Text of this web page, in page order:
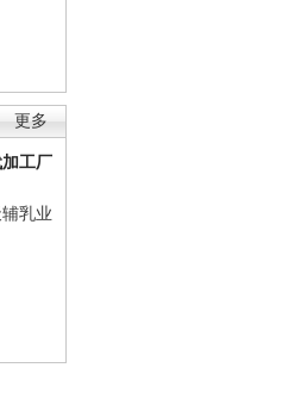
更多
工厂
乳业